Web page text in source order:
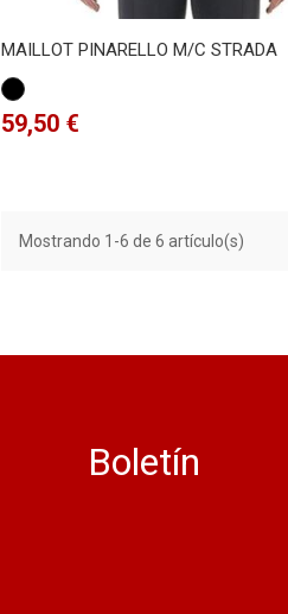
MAILLOT PINARELLO M/C STRADA
Negro
Precio
59,50 €
Mostrando 1-6 de 6 artículo(s)
Boletín